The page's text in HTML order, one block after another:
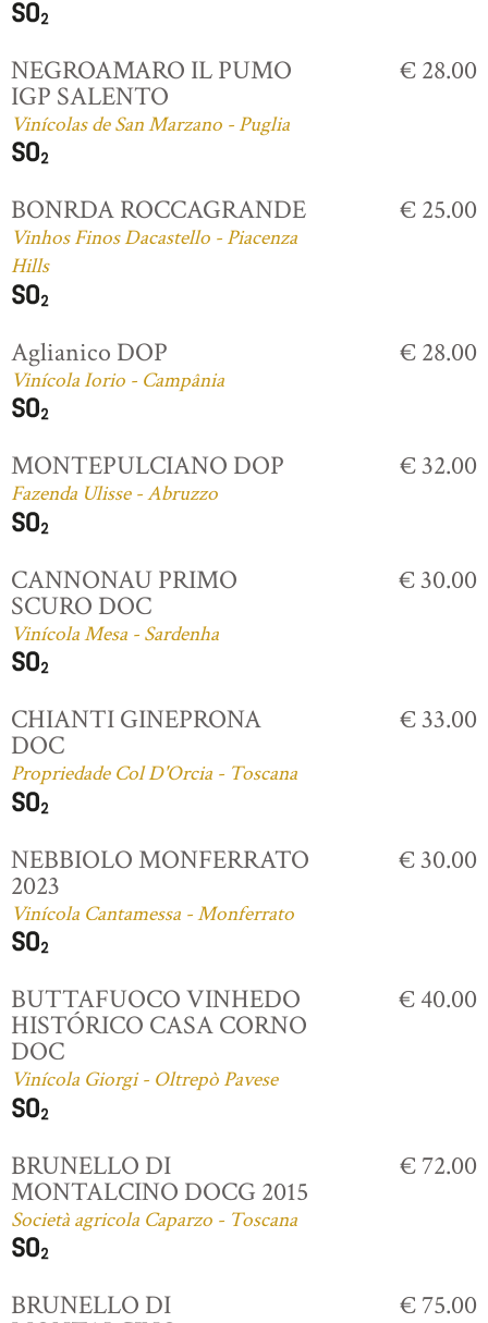
NEGROAMARO IL PUMO
IGP SALENTO
Vinícolas de San Marzano - Puglia
€ 28.00
BONRDA ROCCAGRANDE
Vinhos Finos Dacastello - Piacenza
Hills
€ 25.00
Aglianico DOP
Vinícola Iorio - Campânia
€ 28.00
MONTEPULCIANO DOP
Fazenda Ulisse - Abruzzo
€ 32.00
CANNONAU PRIMO
SCURO DOC
Vinícola Mesa - Sardenha
€ 30.00
CHIANTI GINEPRONA
DOC
Propriedade Col D'Orcia - Toscana
€ 33.00
NEBBIOLO MONFERRATO
2023
Vinícola Cantamessa - Monferrato
€ 30.00
BUTTAFUOCO VINHEDO
HISTÓRICO CASA CORNO
DOC
Vinícola Giorgi - Oltrepò Pavese
€ 40.00
BRUNELLO DI
MONTALCINO DOCG 2015
Società agricola Caparzo - Toscana
€ 72.00
BRUNELLO DI € 75.00